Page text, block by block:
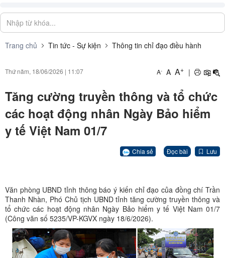
Trang chủ Tin tức - Sự kiện Thông tin chỉ đạo điều hành
Thứ năm, 18/06/2026 | 11:07 A- A A+ |
Tăng cường truyền thông và tổ chức
các hoạt động nhân Ngày Bảo hiểm
y tế Việt Nam 01/7
Chia sẻ Đọc bài Lưu
Văn phòng UBND tỉnh thông báo ý kiến chỉ đạo của đồng chí Trần
Thanh Nhàn, Phó Chủ tịch UBND tỉnh tăng cường truyền thông và
tổ chức các hoạt động nhân Ngày Bảo hiểm y tế Việt Nam 01/7
(Công văn số 5235/VP-KGVX ngày 18/6/2026).